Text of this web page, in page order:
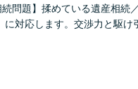
続問題】揉めている遺産相
対応します。交渉力と駆